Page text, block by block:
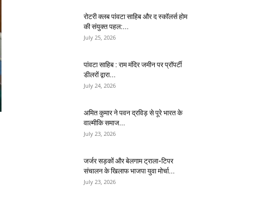
​रोटरी क्लब पांवटा साहिब और द स्कॉलर्स होम
की संयुक्त पहल:...
July 25, 2026
पांवटा साहिब : राम मंदिर जमीन पर प्रॉपर्टी
डीलरों द्वारा...
July 24, 2026
अमित कुमार ने पवन द्रविड़ से पूरे भारत के
वाल्मीकि समाज...
July 23, 2026
जर्जर सड़कों और बेलगाम ट्राला-टिपर
संचालन के खिलाफ भाजपा युवा मोर्चा...
July 23, 2026